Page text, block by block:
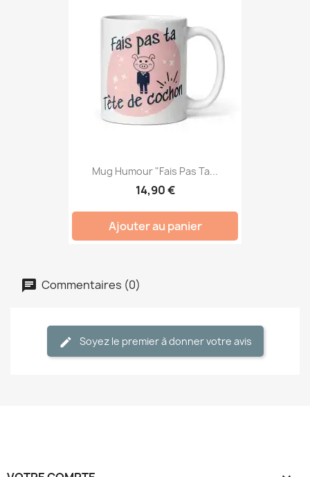
Mug Humour "Fais Pas Ta...
14,90 €
Ajouter au panier
Commentaires (0)
Soyez le premier à donner votre avis